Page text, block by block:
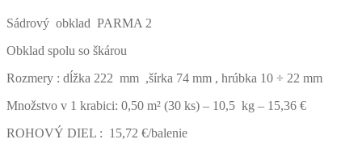
Sádrový obklad PARMA 2
Obklad spolu so škárou
Rozmery : dĺžka 222 mm ,šírka 74 mm , hrúbka 10 ÷ 22 mm
Množstvo v 1 krabici: 0,50 m² (30 ks) – 10,5 kg – 15,36 €
ROHOVÝ DIEL : 15,72 €/balenie